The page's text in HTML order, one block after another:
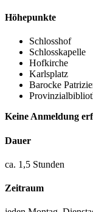
Höhepunkte
Schlosshof
Schlosskapelle
Hofkirche
Karlsplatz
Barocke
Keine Anmeldung
Dauer
ca. 1,5 Stunden
Zeitraum